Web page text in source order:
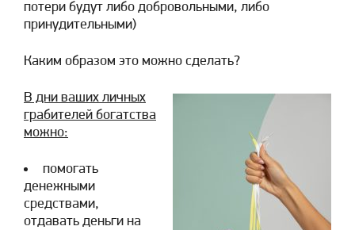
потери будут либо добровольными, либо
принудительными)
Каким образом это можно сделать?
В дни ваших личных
грабителей богатства
можно:
помогать
денежными
средствами,
отдавать деньги на